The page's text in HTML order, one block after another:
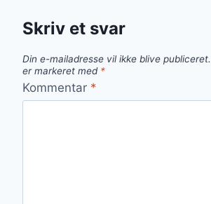
Skriv et svar
Din e-mailadresse vil ikke blive publiceret.
er markeret med *
Kommentar *